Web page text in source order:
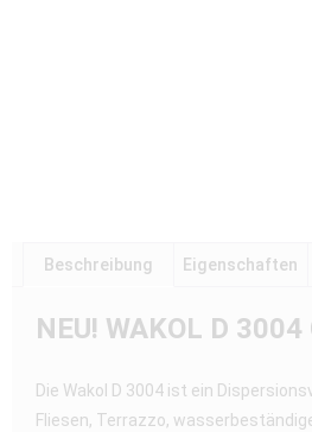
Beschreibung Eigenschaften
NEU! WAKOL D
Die Wakol D 3004 ist ein
Fliesen, Terrazzo,